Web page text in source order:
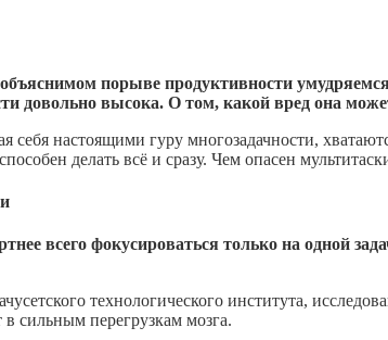
порыве продуктивности
довольно высока. О том, какой вред она
себя настоящими гуру многозадачности,
делать всё и сразу. Чем опасен
всего фокусироваться только на одной
технологического института,
в сильным перегрузкам мозга.